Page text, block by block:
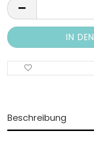
Stück
Beschreibung